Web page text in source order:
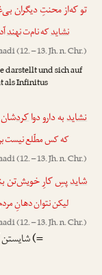
تو که‌از محنتِ دیگران
نشایدکه نام‌تنهند
(12. – 13. Jh. n. Chr.)
darstellt und sich auf
als Infinitus
نشایدبه دارو دواکردشان
که کس مطّلع نیست
(12. – 13. Jh. n. Chr.)
شایدپسِ کارِ خویش‌تن
لیکن نتوان دهانِ
(12. – 13. Jh. n. Chr.)
شایستن(=